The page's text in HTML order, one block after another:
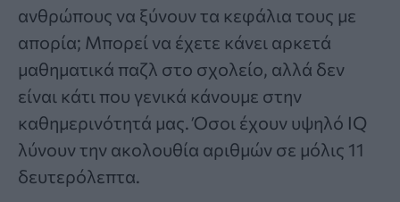
ανθρώπους να ξύνουν τα κεφάλια τους με
απορία; Μπορεί να έχετε κάνει αρκετά
μαθηματικά παζλ στο σχολείο, αλλά δεν
είναι κάτι που γενικά κάνουμε στην
καθημερινότητά μας. Όσοι έχουν υψηλό IQ
λύνουν την ακολουθία αριθμών σε μόλις 11
δευτερόλεπτα.